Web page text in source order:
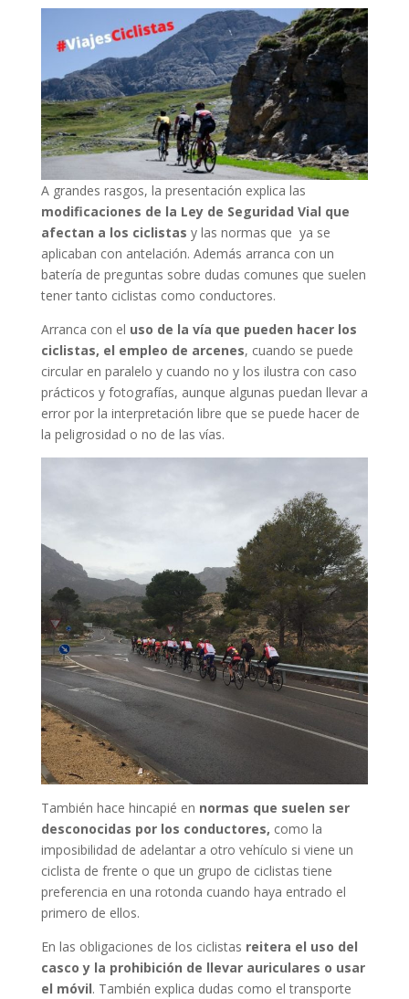
A grandes rasgos, la presentación explica las
modificaciones de la Ley de Seguridad Vial que
afectan a los ciclistas y las normas que ya se
aplicaban con antelación. Además arranca con un
batería de preguntas sobre dudas comunes que suelen
tener tanto ciclistas como conductores.
Arranca con el uso de la vía que pueden hacer los
ciclistas, el empleo de arcenes, cuando se puede
circular en paralelo y cuando no y los ilustra con caso
prácticos y fotografías, aunque algunas puedan llevar a
error por la interpretación libre que se puede hacer de
la peligrosidad o no de las vías.
También hace hincapié en normas que suelen ser
desconocidas por los conductores, como la
imposibilidad de adelantar a otro vehículo si viene un
ciclista de frente o que un grupo de ciclistas tiene
preferencia en una rotonda cuando haya entrado el
primero de ellos.
En las obligaciones de los ciclistas reitera el uso del
casco y la prohibición de llevar auriculares o usar
el móvil. También explica dudas como el transporte